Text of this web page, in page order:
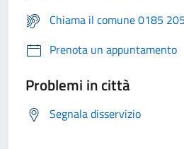
Chiama il comune 0185
Prenota un appuntamento
Problemi in città
Segnala disservizio